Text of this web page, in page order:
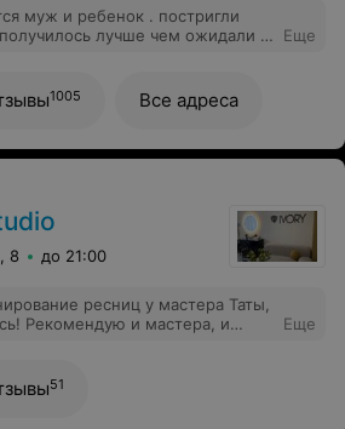
муж и ребенок . постригли
лучше чем ожидали .
. рекомендую ходить к
Еще
1005 Все адреса
8 до 21:00
ресниц у мастера Таты,
Рекомендую и мастера, и
Еще
51